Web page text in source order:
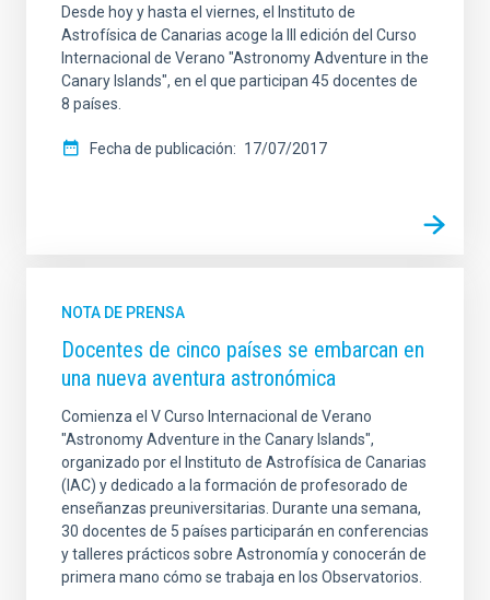
Desde hoy y hasta el viernes, el Instituto de
Astrofísica de Canarias acoge la III edición del Curso
Internacional de Verano "Astronomy Adventure in the
Canary Islands", en el que participan 45 docentes de
8 países.
Fecha de publicación 17/07/2017
NOTA DE PRENSA
Docentes de cinco países se embarcan en
una nueva aventura astronómica
Comienza el V Curso Internacional de Verano
"Astronomy Adventure in the Canary Islands",
organizado por el Instituto de Astrofísica de Canarias
(IAC) y dedicado a la formación de profesorado de
enseñanzas preuniversitarias. Durante una semana,
30 docentes de 5 países participarán en conferencias
y talleres prácticos sobre Astronomía y conocerán de
primera mano cómo se trabaja en los Observatorios.